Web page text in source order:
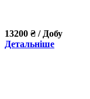
13200 ₴ / Добу
Детальніше